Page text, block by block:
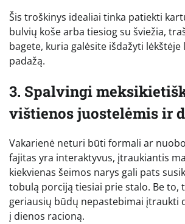
Šis troškinys idealiai tinka patiekti
bulvių koše arba tiesiog su šviežia,
bagete, kuria galėsite išdažyti lėkštėje
padažą.
3. Spalvingi
vištienos juostelėmis ir
Vakarienė neturi būti formali ar
fajitas yra interaktyvus, įtraukiantis
kiekvienas šeimos narys gali pats
tobulą porciją tiesiai prie stalo. Be to,
geriausių būdų nepastebimai įtraukti
į dienos racioną.